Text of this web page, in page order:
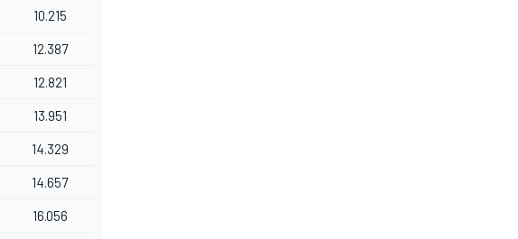
10.215
12.387
12.821
13.951
14.329
14.657
16.056